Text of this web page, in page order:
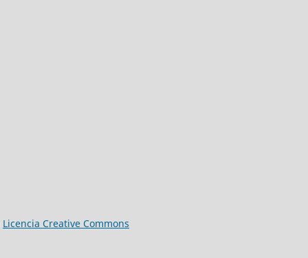
Licencia Creative Commons